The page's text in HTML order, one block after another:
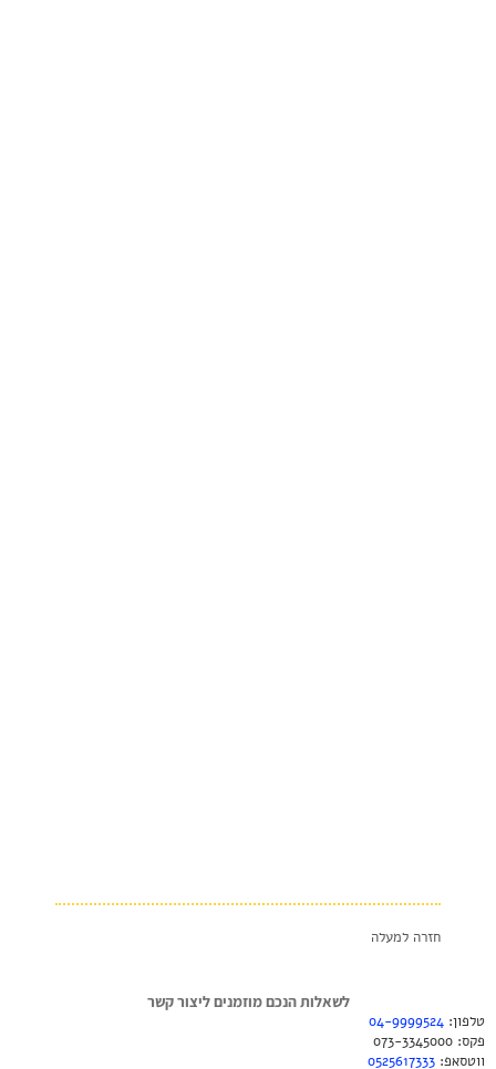
חזרה למעלה
לשאלות הנכם מוזמנים ליצור קשר
טלפון: 04-9999524
פקס: 073-3345000
ווטסאפ: 0525617333